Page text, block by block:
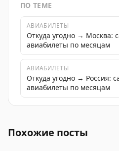
ПО ТЕМЕ
АВИАБИЛЕТЫ
Откуда угодно → Москва:
авиабилеты по месяцам
АВИАБИЛЕТЫ
Откуда угодно → Россия:
авиабилеты по месяцам
Похожие посты